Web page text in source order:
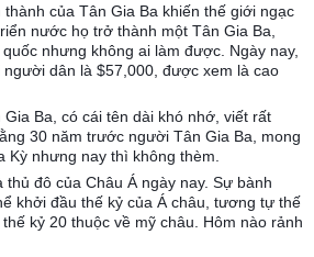
của Tân Gia Ba khiến thế giới ngạc
nước họ trở thành một Tân Gia Ba,
nhưng không ai làm được. Ngày nay,
dân là $57,000, được xem là cao
Ba, có cái tên dài khó nhớ, viết rất
30 năm trước người Tân Gia Ba, mong
Kỳ nhưng nay thì không thèm.
đô của Châu Á ngày nay. Sự bành
khởi đầu thế kỷ của Á châu, tương tự thế
kỷ 20 thuộc về mỹ châu. Hôm nào rảnh